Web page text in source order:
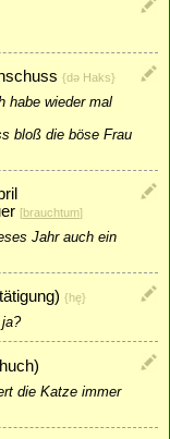
{dǝ Haks}
habe wieder mal
bloß die böse Frau
[brauchtum]
Jahr auch ein
{hę}
huch)
die Katze immer